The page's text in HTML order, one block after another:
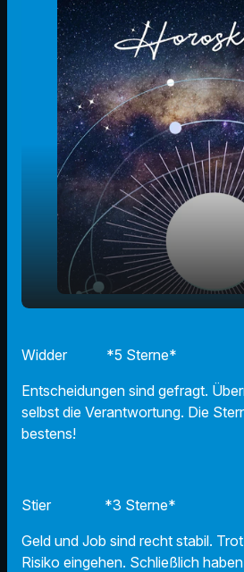
play_arrow
Widder *5 Sterne*
Entscheidungen sind gefragt.
selbst die Verantwortung. Die
bestens!
Stier *3 Sterne*
Geld und Job sind recht stabil.
Risiko eingehen. Schließlich